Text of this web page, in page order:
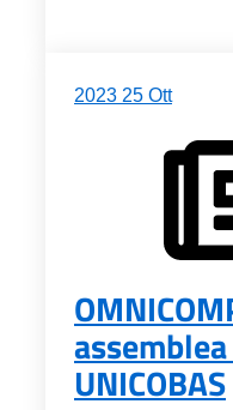
2023 25 Ott
UNICOBAS